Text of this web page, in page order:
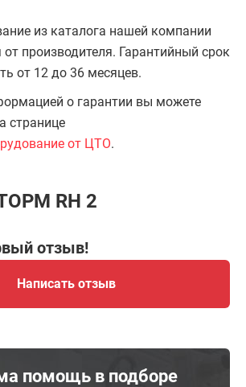
из каталога нашей компании
от производителя. Гарантийный срок
от 12 до 36 месяцев.
о гарантии вы можете
странице
от ЦТО.
RH 2
отзыв!
Написать отзыв
помощь в подборе